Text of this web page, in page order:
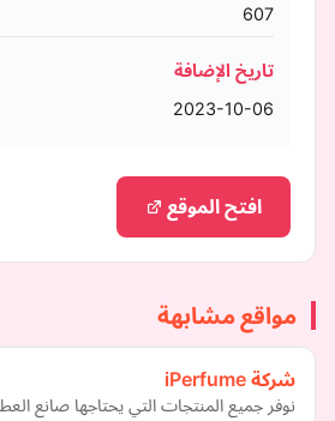
607
تاريخ الإضافة
2023-10-06
افتح الموقع
مواقع مشابهة
شركة iPerfume
نوفر جميع المنتجات التي يحتاجها صانع